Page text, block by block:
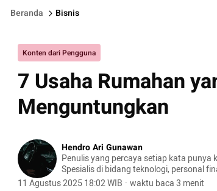
Beranda Bisnis
Konten dari Pengguna
7 Usaha Rumahan
Menguntungkan
Hendro Ari Gunawan
Penulis yang percaya setiap kata punya
Spesialis di bidang teknologi, personal
dan otomotif.
11 Agustus 2025 18:02 WIB · waktu baca 3 menit